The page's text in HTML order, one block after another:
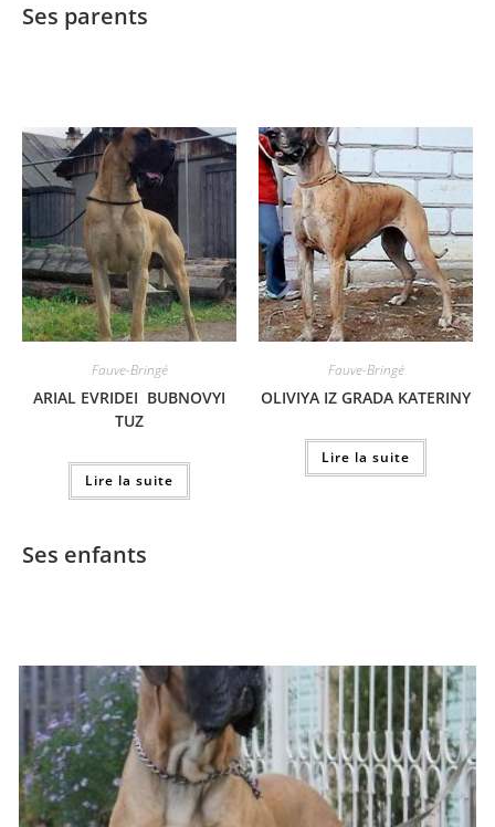
Ses parents
Fauve-Bringé
ARIAL EVRIDEI BUBNOVYI
TUZ
Lire la suite
Fauve-Bringé
OLIVIYA IZ GRADA KATERINY
Lire la suite
Ses enfants